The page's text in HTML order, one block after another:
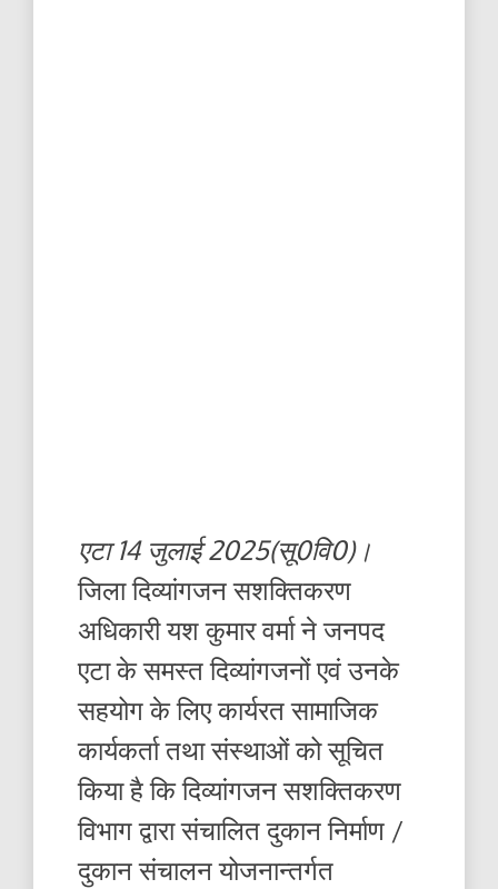
एटा 14 जुलाई 2025(सू0वि0)।
जिला दिव्यांगजन सशक्तिकरण
अधिकारी यश कुमार वर्मा ने जनपद
एटा के समस्त दिव्यांगजनों एवं उनके
सहयोग के लिए कार्यरत सामाजिक
कार्यकर्ता तथा संस्थाओं को सूचित
किया है कि दिव्यांगजन सशक्तिकरण
विभाग द्वारा संचालित दुकान निर्माण /
दुकान संचालन योजनान्तर्गत